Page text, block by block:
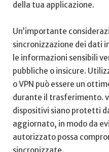
della tua applicazione.
Un’importante
‍sincronizzazione dei dati
le ‌informazioni ⁣sensibili
pubbliche o ‍insicure.
⁤o VPN può essere un
durante il ⁢trasferimento.
dispositivi siano protetti⁤
aggiornato, in modo da
autorizzato possa